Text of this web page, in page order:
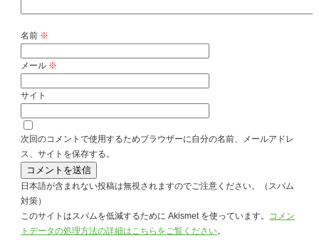
名前 ※
メール ※
サイト
次回のコメントで使用するためブラウザーに自分の名前、メールアドレ
ス、サイトを保存する。
日本語が含まれない投稿は無視されますのでご注意ください。（スパム
対策）
このサイトはスパムを低減するために Akismet を使っています。 コメン
トデータの処理方法の詳細はこちらをご覧ください。